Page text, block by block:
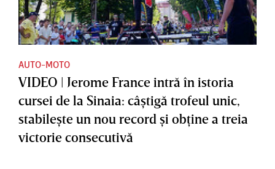
AUTO-MOTO
VIDEO | Jerome France intră în istoria
cursei de la Sinaia: câştigă trofeul unic,
stabileşte un nou record şi obţine a treia
victorie consecutivă